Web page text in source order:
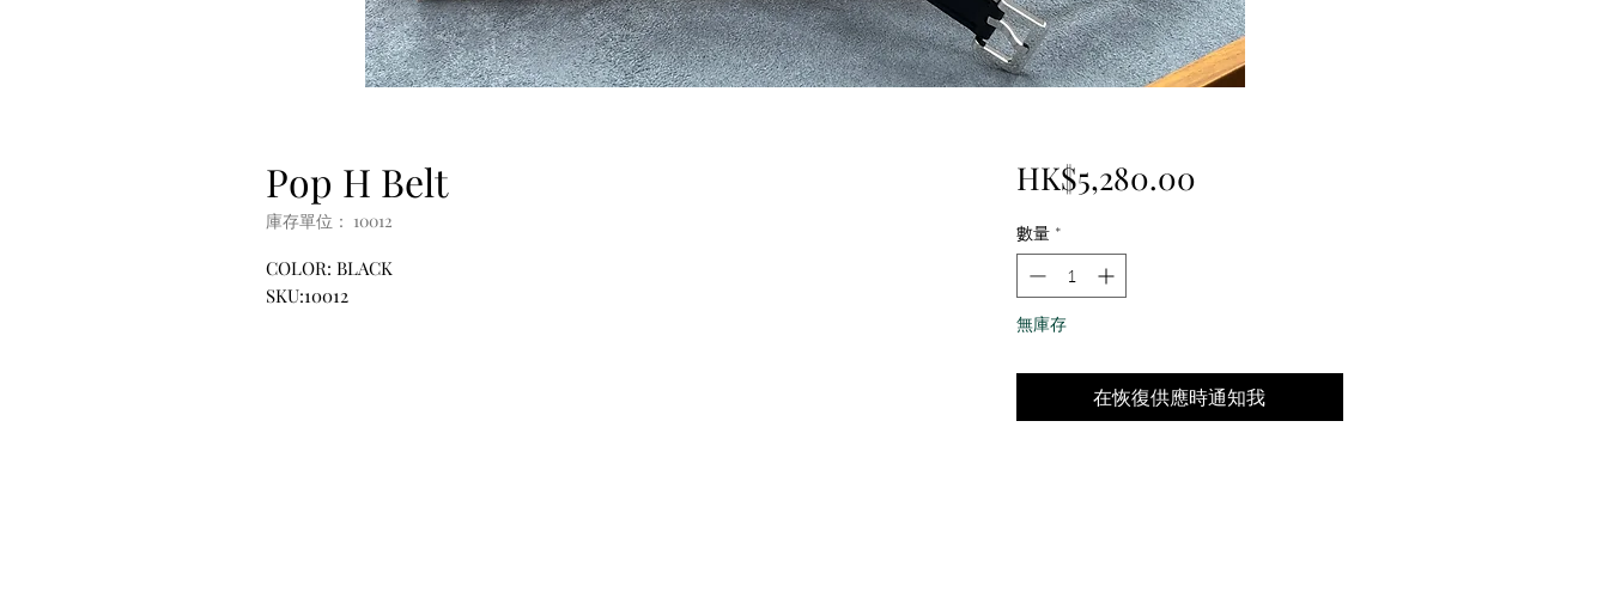
Pop H Belt
庫存單位： 10012
COLOR: BLACK
SKU:10012
HK$5,280.00價
數量 *
無庫存
在恢復供應時通知我